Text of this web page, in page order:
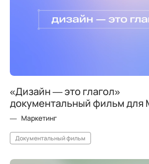
«Дизайн — это глагол»
документальный фильм для
Маркетинг
Документальный фильм